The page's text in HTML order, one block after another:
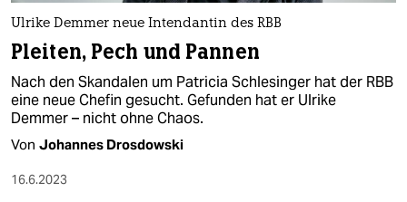
Ulrike Demmer neue Intendantin des RBB
Pleiten, Pech und Pannen
Nach den Skandalen um Patricia Schlesinger hat der RBB
eine neue Chefin gesucht. Gefunden hat er Ulrike
Demmer – nicht ohne Chaos.
Von Johannes Drosdowski
16.6.2023